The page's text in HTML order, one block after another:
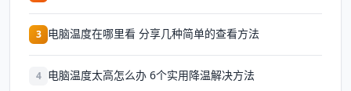
3 电脑温度在哪里看 分享几种简单的查看方法
4 电脑温度太高怎么办 6个实用降温解决方法